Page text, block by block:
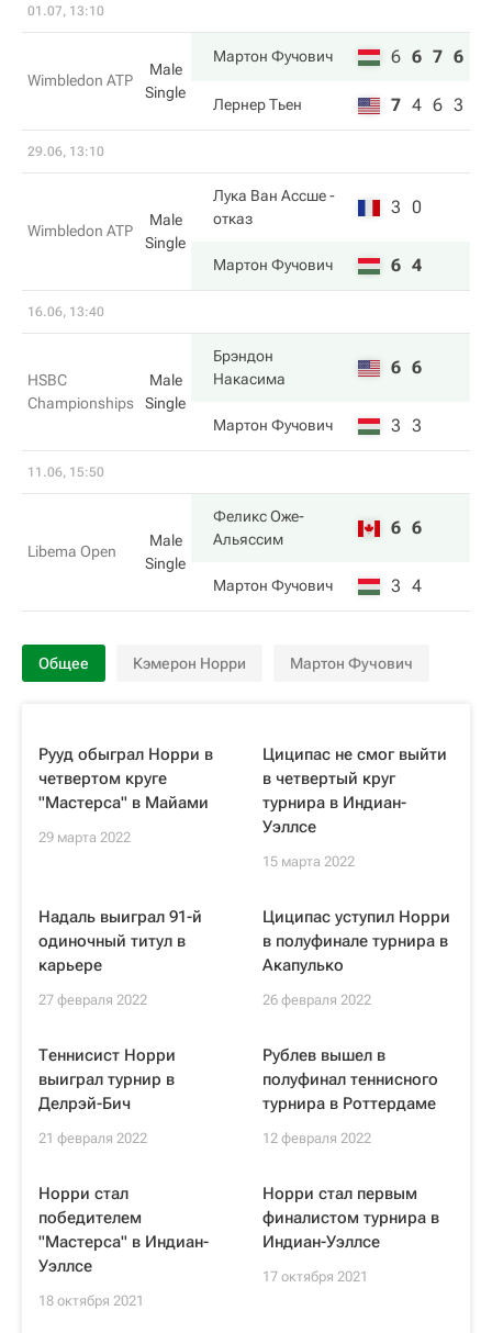
01.07, 13:10
Wimbledon ATP
Male
Single
Мартон Фучович 6 6 7 6
Лернер Тьен 7 4 6 3
29.06, 13:10
Wimbledon ATP
Male
Single
Лука Ван Ассше-
отказ
3 0
Мартон Фучович 6 4
16.06, 13:40
HSBC
Championships
Male
Single
Брэндон
Накаcима
6 6
Мартон Фучович 3 3
11.06, 15:50
Libema Open
Male
Single
Феликс Оже-
Альяссим
6 6
Мартон Фучович 3 4
Общее Кэмерон Норри Мартон Фучович
Рууд обыграл Норри в
четвертом круге
"Мастерса" в Майами
29 марта 2022
Циципас не смог выйти
в четвертый круг
турнира в Индиан-
Уэллсе
15 марта 2022
Надаль выиграл 91-й
одиночный титул в
карьере
27 февраля 2022
Циципас уступил Норри
в полуфинале турнира в
Акапулько
26 февраля 2022
Теннисист Норри
выиграл турнир в
Делрэй-Бич
21 февраля 2022
Рублев вышел в
полуфинал теннисного
турнира в Роттердаме
12 февраля 2022
Норри стал
победителем
"Мастерса" в Индиан-
Уэллсе
18 октября 2021
Норри стал первым
финалистом турнира в
Индиан-Уэллсе
17 октября 2021